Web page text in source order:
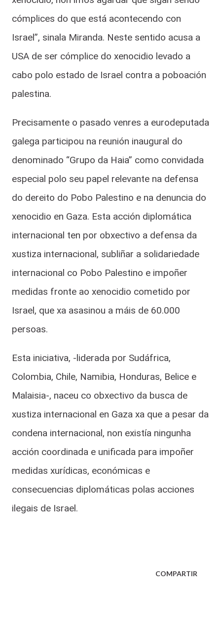
cómplices do que está acontecendo con
Israel”, sinala Miranda. Neste sentido acusa a
USA de ser cómplice do xenocidio levado a
cabo polo estado de Israel contra a poboación
palestina.
Precisamente o pasado venres a eurodeputada
galega participou na reunión inaugural do
denominado “Grupo da Haia” como convidada
especial polo seu papel relevante na defensa
do dereito do Pobo Palestino e na denuncia do
xenocidio en Gaza. Esta acción diplomática
internacional ten por obxectivo a defensa da
xustiza internacional, subliñar a solidariedade
internacional co Pobo Palestino e impoñer
medidas fronte ao xenocidio cometido por
Israel, que xa asasinou a máis de 60.000
persoas.
Esta iniciativa, -liderada por Sudáfrica,
Colombia, Chile, Namibia, Honduras, Belice e
Malaisia-, naceu co obxectivo da busca de
xustiza internacional en Gaza xa que a pesar da
condena internacional, non existía ningunha
acción coordinada e unificada para impoñer
medidas xurídicas, económicas e
consecuencias diplomáticas polas acciones
ilegais de Israel.
COMPARTIR